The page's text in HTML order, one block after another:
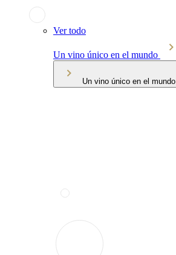
Ver todo
Un vino único en el mundo
Un vino único en el mundo